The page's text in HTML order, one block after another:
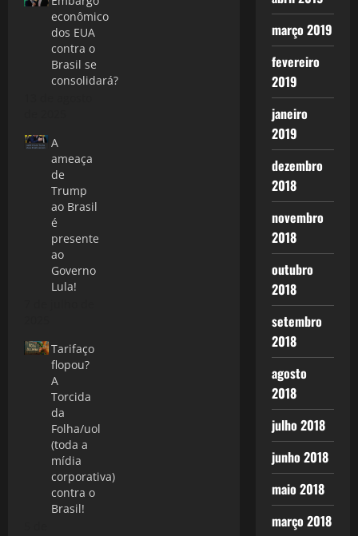
econômico
dos EUA
contra o
Brasil se
consolidará?
A
ameaça
de
Trump
ao Brasil
é
presente
ao
Governo
Lula!
Tarifaço
flopou?
A
Torcida
da
Folha/uol
(toda a
mídia
corporativa)
contra o
Brasil!
março 2019
fevereiro
2019
janeiro
2019
dezembro
2018
novembro
2018
outubro
2018
setembro
2018
agosto
2018
julho 2018
junho 2018
maio 2018
março 2018